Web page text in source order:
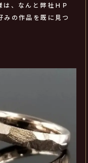
、なんと弊社ＨＰ
みの作品を既に見つ